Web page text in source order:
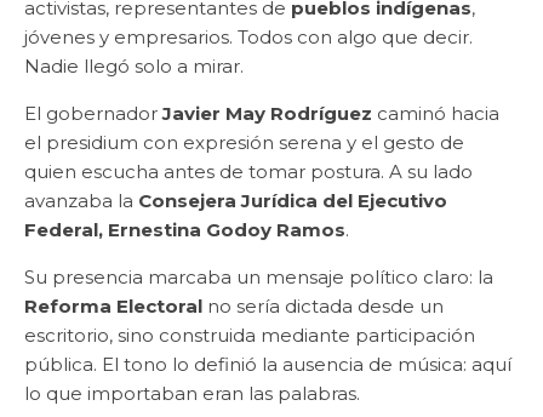
activistas, representantes de pueblos indígenas,
jóvenes y empresarios. Todos con algo que decir.
Nadie llegó solo a mirar.
El gobernadorJavier May Rodríguez caminó hacia
el presidium con expresión serena y el gesto de
quien escucha antes de tomar postura. A su lado
avanzaba la Consejera Jurídica del Ejecutivo
Federal, Ernestina Godoy Ramos.
Su presencia marcaba un mensaje político claro: la
Reforma Electoral no sería dictada desde un
escritorio, sino construida mediante participación
pública. El tono lo definió la ausencia de música: aquí
lo que importaban eran las palabras.